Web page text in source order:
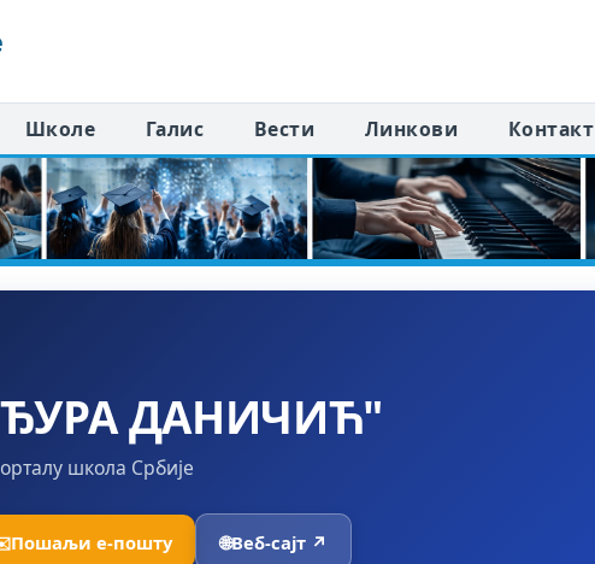
Школе Галис Вести Линкови Контакт
ДАНИЧИЋ"
школа Србије
Пошаљи е-пошту 🌐Веб-сајт ↗